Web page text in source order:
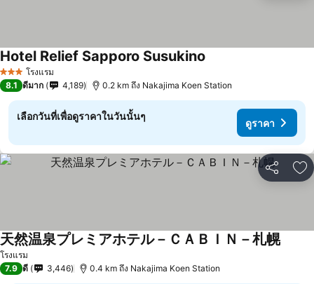
3 ดาว โรงแรม
Hotel Relief Sapporo Susukino
8.1 ดีมาก 4,189 0.2 km ถึง Nakajima Koen Station
เลือกวันที่เพื่อดูราคาในวันนั้นๆ
ดูราคา
แชร์ เ
โรงแรม
天然温泉プレミアホテル－ＣＡＢＩＮ－札幌
7.9 ดี 3,446 0.4 km ถึง Nakajima Koen Station